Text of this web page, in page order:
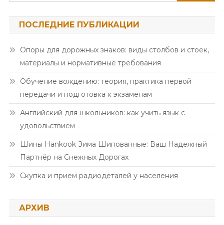
ПОСЛЕДНИЕ ПУБЛИКАЦИИ
Опоры для дорожных знаков: виды столбов и стоек,
материалы и нормативные требования
Обучение вождению: теория, практика первой
передачи и подготовка к экзаменам
Английский для школьников: как учить язык с
удовольствием
Шины Hankook Зима Шипованные: Ваш Надежный
Партнёр на Снежных Дорогах
Скупка и прием радиодеталей у населения
АРХИВ